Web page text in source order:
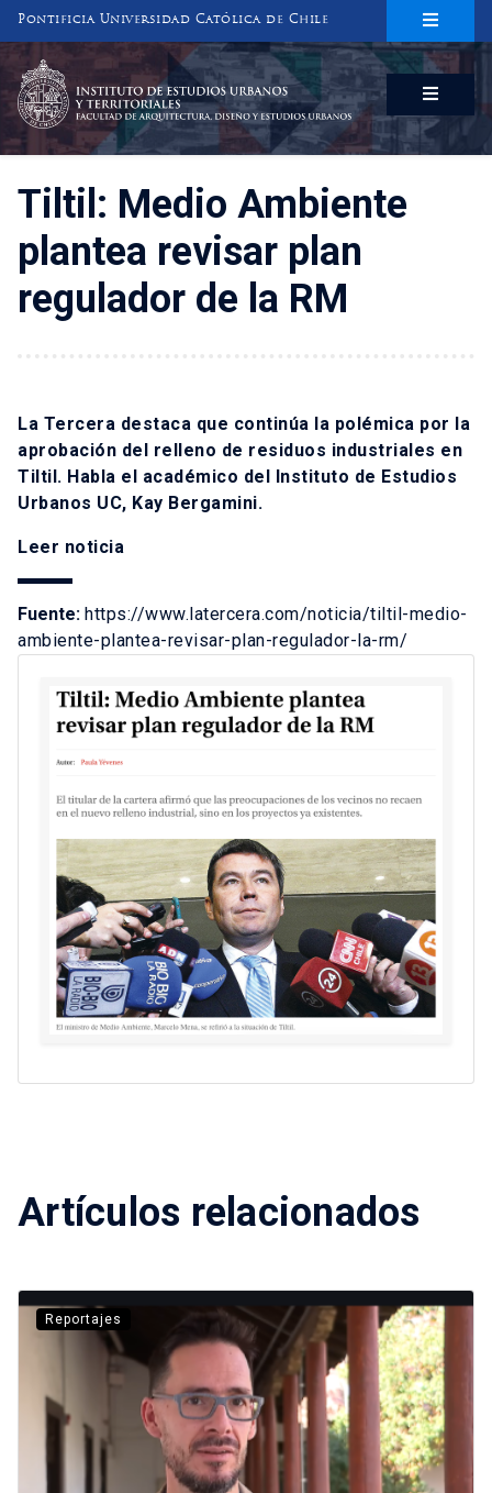
Pontificia Universidad Católica de Chile
INSTITUTO DE ESTUDIOS URBANOS
Y TERRITORIALES
FACULTAD DE ARQUITECTURA, DISEÑO Y ESTUDIOS URBANOS
Tiltil: Medio Ambiente
plantea revisar plan
regulador de la RM
La Tercera destaca que continúa la polémica por la
aprobación del relleno de residuos industriales en
Tiltil. Habla el académico del Instituto de Estudios
Urbanos UC, Kay Bergamini.
Leer noticia
Fuente: https://www.latercera.com/noticia/tiltil-medio-
ambiente-plantea-revisar-plan-regulador-la-rm/
Artículos relacionados
Reportajes